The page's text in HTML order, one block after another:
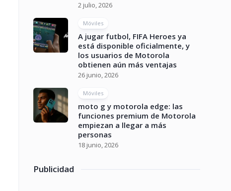
2 julio, 2026
Móviles
A jugar futbol, FIFA Heroes ya
está disponible oficialmente, y
los usuarios de Motorola
obtienen aún más ventajas
26 junio, 2026
Móviles
moto g y motorola edge: las
funciones premium de Motorola
empiezan a llegar a más
personas
18 junio, 2026
Publicidad